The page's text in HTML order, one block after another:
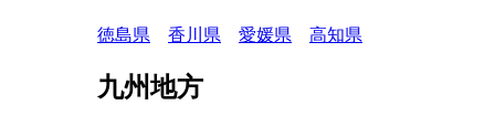
徳島県 香川県 愛媛県 高知県
九州地方